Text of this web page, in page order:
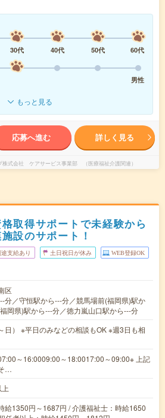
30代 40代 50代
60代
男性
もっと見る
応募へ進む 詳しく見る
株式会社 ケアサービス事業部 （医療福祉介護関連）
取得サポートで未経験から
設のサポート！
支給あり 土日祝日が休み WEB登録OK
区
分／守恒駅から---分／競馬場前(福岡県)駅か
岡県)駅から---分／徳力嵐山口駅から---分
日） ※平日のみなどの相談もOK ※週3日も相
～16:0009:00～18:0017:00～09:00※ 上記
…
給1350円～1687円 / 介護福祉士：時給1650